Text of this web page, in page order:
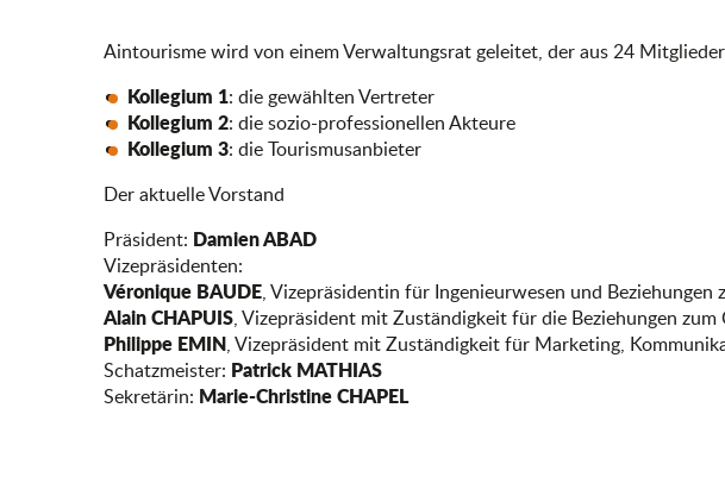
Aintourisme wird von einem Verwaltungsrat geleitet, der aus 24
Kollegium 1: die gewählten Vertreter
Kollegium 2: die sozio-professionellen Akteure
Kollegium 3: die Tourismusanbieter
Der aktuelle Vorstand
Präsident: Damien ABAD
Vizepräsidenten:
Véronique BAUDE, Vizepräsidentin für Ingenieurwesen und Beziehungen
Alain CHAPUIS, Vizepräsident mit Zuständigkeit für die Beziehungen zum
Philippe EMIN, Vizepräsident mit Zuständigkeit für Marketing,
Schatzmeister: Patrick MATHIAS
Sekretärin: Marie-Christine CHAPEL